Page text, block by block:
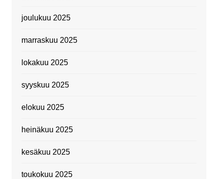
joulukuu 2025
marraskuu 2025
lokakuu 2025
syyskuu 2025
elokuu 2025
heinäkuu 2025
kesäkuu 2025
toukokuu 2025